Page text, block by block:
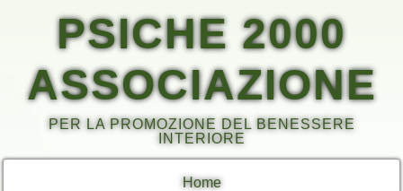
PSICHE 2000
ASSOCIAZIONE
PER LA PROMOZIONE DEL BENESSERE
INTERIORE
Home